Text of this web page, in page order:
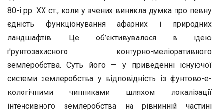
80-і pp. XX ст., коли у вчених виникла думка про певну
єдність функціонування афарних і природних
ландшафтів. Це об’єктивувалося в ідею
ґрунтозахисно­го контурно-меліоративного
землеробства. Суть його — у приве­денні існуючої
системи землеробства у відповідність із фунтово-е­
кологічними чинниками шляхом локалізації
інтенсивного земле­робства на рівнинній частині